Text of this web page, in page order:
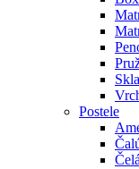
Postele